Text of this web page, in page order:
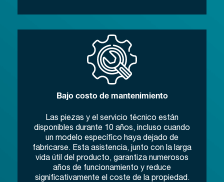
Bajo costo de mantenimiento
Las piezas y el servicio técnico están
disponibles durante 10 años, incluso cuando
un modelo específico haya dejado de
fabricarse. Esta asistencia, junto con la larga
vida útil del producto, garantiza numerosos
años de funcionamiento y reduce
significativamente el coste de la propiedad.